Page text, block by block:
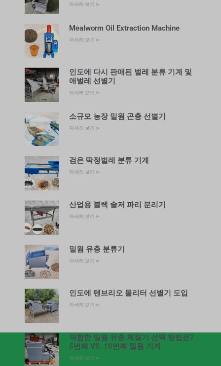
자세히 보기 »
Mealworm Oil Extraction Machine
자세히 보기 »
인도에 다시 판매된 벌레 분류 기계 및
애벌레 선별기
자세히 보기 »
소규모 농장 밀웜 곤충 선별기
자세히 보기 »
검은 딱정벌레 분류 기계
자세히 보기 »
산업용 블랙 솔저 파리 분리기
자세히 보기 »
밀웜 유충 분류기
자세히 보기 »
인도에 텐브리오 몰리터 선별기 도입
자세히 보기 »
적합한 밀웜 유충 체질기 선택 방법은?
5번째 VS. 10번째 밀웜 기계
자세히 보기 »